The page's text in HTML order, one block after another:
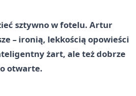
sztywno w fotelu. Artur
– ironią, lekkością opowieści
żart, ale też dobrze
otwarte.